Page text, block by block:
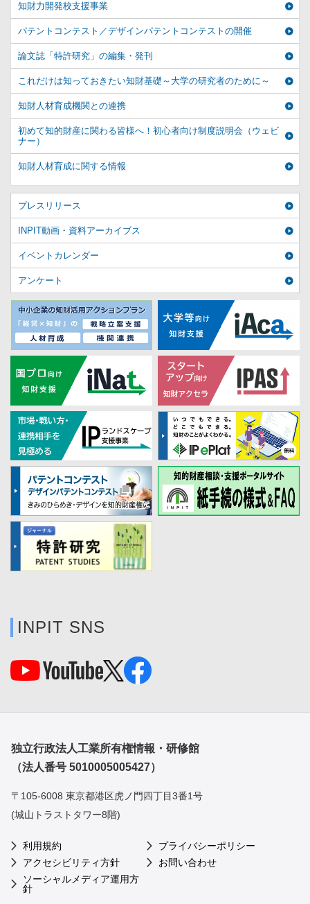
知財力開発校支援事業
パテントコンテスト／デザインパテントコンテストの開催
論文誌「特許研究」の編集・発刊
これだけは知っておきたい知財基礎～大学の研究者のために～
知財人材育成機関との連携
初めて知的財産に関わる皆様へ！初心者向け制度説明会（ウェビ
ナー）
知財人材育成に関する情報
プレスリリース
INPIT動画・資料アーカイブス
イベントカレンダー
アンケート
INPIT SNS
独立行政法人工業所有権情報・研修館
（法人番号 5010005005427）
〒105-6008 東京都港区虎ノ門四丁目3番1号
(城山トラストタワー8階)
利用規約
プライバシーポリシー
アクセシビリティ方針
お問い合わせ
ソーシャルメディア運用方
針